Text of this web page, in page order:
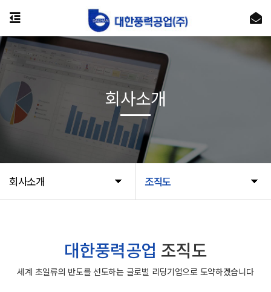
회사소개 조직도
회사소개
대한풍력공업 조직도
세계 초일류의 반도를 선도하는 글로벌 리딩기업으로 도약하겠습니다